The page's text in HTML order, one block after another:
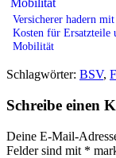
Versicherer hadern
Kosten für Ersatzteile
Mobilität
Schlagwörter: BSV,
Schreibe einen
Deine E-Mail-
Felder sind mit *